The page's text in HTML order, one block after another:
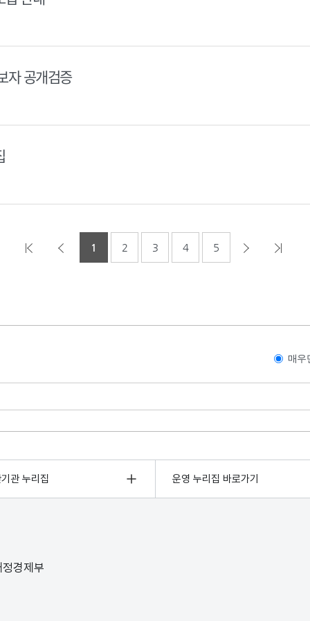
자 공개검증
1 2 3 4 5
매우
관 누리집 운영 누리집 바로가기
경제부